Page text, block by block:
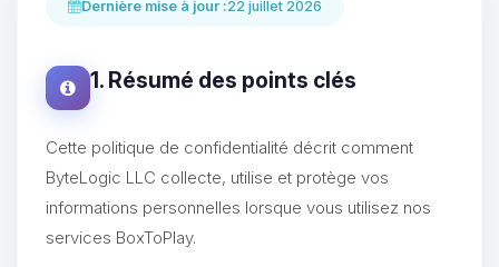
Dernière mise à jour :22 juillet 2026
1. Résumé des points clés
Cette politique de confidentialité décrit comment
ByteLogic LLC collecte, utilise et protège vos
informations personnelles lorsque vous utilisez nos
services BoxToPlay.